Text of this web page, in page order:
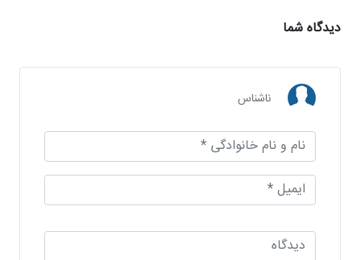
دیدگاه شما
ناشناس